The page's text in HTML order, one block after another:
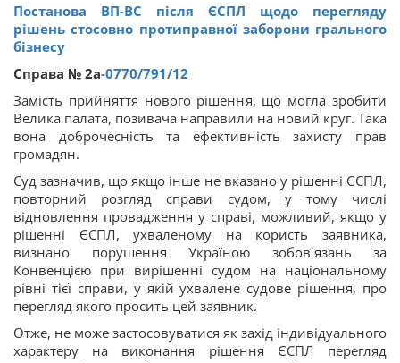
Постанова ВП-ВС після ЄСПЛ щодо перегляду
рішень стосовно протиправної заборони грального
бізнесу
Справа № 2а-0770/791/12
Замість прийняття нового рішення, що могла зробити
Велика палата, позивача направили на новий круг. Така
вона доброчесність та ефективність захисту прав
громадян.
Суд зазначив, що якщо інше не вказано у рішенні ЄСПЛ,
повторний розгляд справи судом, у тому числі
відновлення провадження у справі, можливий, якщо у
рішенні ЄСПЛ, ухваленому на користь заявника,
визнано порушення Україною зобов`язань за
Конвенцією при вирішенні судом на національному
рівні тієї справи, у якій ухвалене судове рішення, про
перегляд якого просить цей заявник.
Отже, не може застосовуватися як захід індивідуального
характеру на виконання рішення ЄСПЛ перегляд